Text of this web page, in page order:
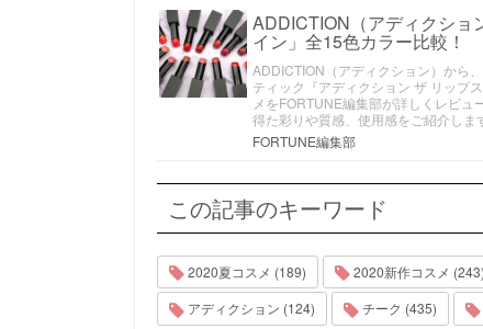
ADDICTION（アディクショ
イン」全15色カラー比較！
ADDICTION（アディクション）から
ティック『アディクション ザ リップ
メをFORTUNE編集部が詳しくレビ
得た彩りや質感、使用感をご紹介しま
FORTUNE編集部
この記事のキーワード
2020夏コスメ (189) 2020新作コスメ (243)
アディクション (124)
チーク (435)